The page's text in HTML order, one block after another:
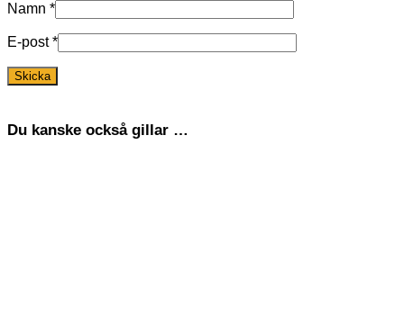
Namn *
E-post*
Du kanske också gillar …